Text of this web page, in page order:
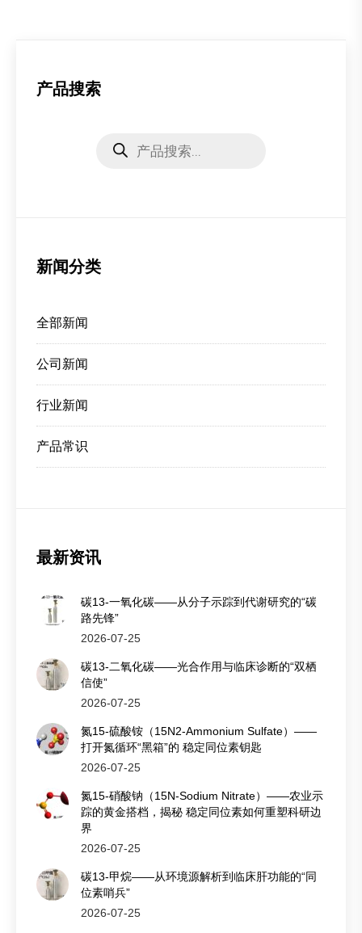
产品搜索
search
新闻分类
全部新闻
公司新闻
行业新闻
产品常识
最新资讯
碳13-一氧化碳——从分子示踪到代谢研究的“碳
路先锋”
2026-07-25
碳13-二氧化碳——光合作用与临床诊断的“双栖
信使”
2026-07-25
氮15-硫酸铵（15N2-Ammonium Sulfate）——
打开氮循环“黑箱”的 稳定同位素钥匙
2026-07-25
氮15-硝酸钠（15N-Sodium Nitrate）——农业示
踪的黄金搭档，揭秘 稳定同位素如何重塑科研边
界
2026-07-25
碳13-甲烷——从环境源解析到临床肝功能的“同
位素哨兵”
2026-07-25